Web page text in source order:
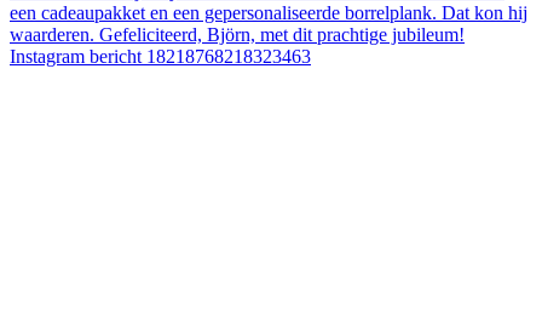
Instagram bericht 18218768218323463